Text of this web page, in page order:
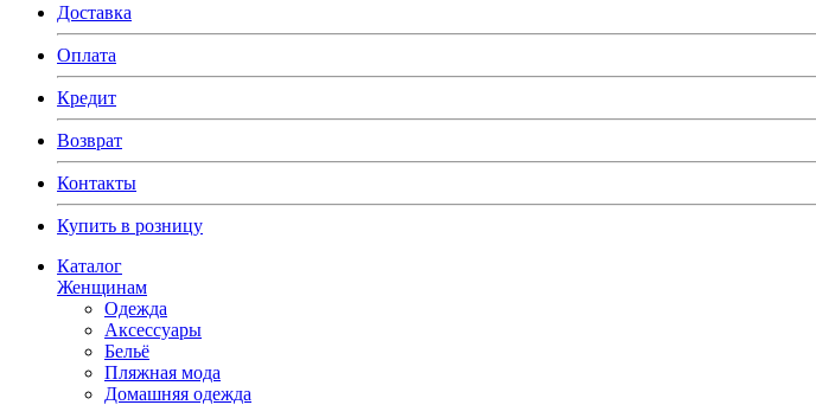
Доставка
Оплата
Кредит
Возврат
Контакты
Купить в розницу
Каталог
Женщинам
Одежда
Аксессуары
Бельё
Пляжная мода
Домашняя одежда